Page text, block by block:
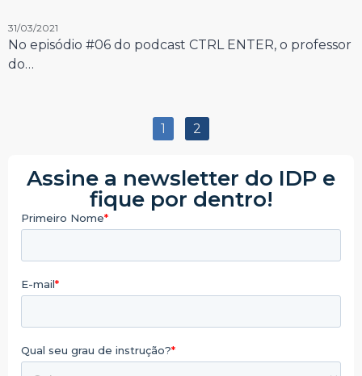
31/03/2021
No episódio #06 do podcast CTRL ENTER, o professor
do…
1 2
Assine a newsletter do IDP e
fique por dentro!